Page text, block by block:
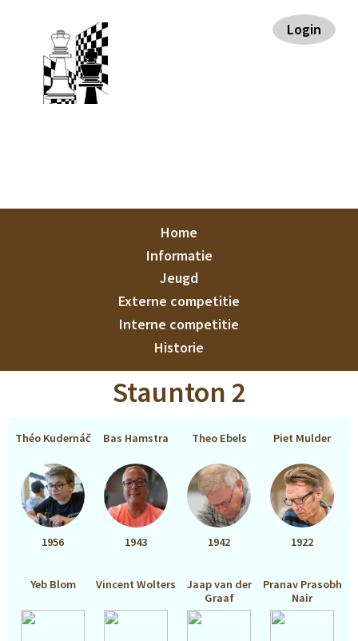
hoofdnavigatie
sidebar
voettekst
Login
Home
Informatie
Jeugd
Externe competitie
Interne competitie
Historie
Staunton 2
Théo Kudernáč
1956
Bas Hamstra
1943
Theo Ebels
1942
Piet Mulder
1922
Yeb Blom Vincent Wolters
Jaap van der
Graaf
Pranav Prasobh
Nair